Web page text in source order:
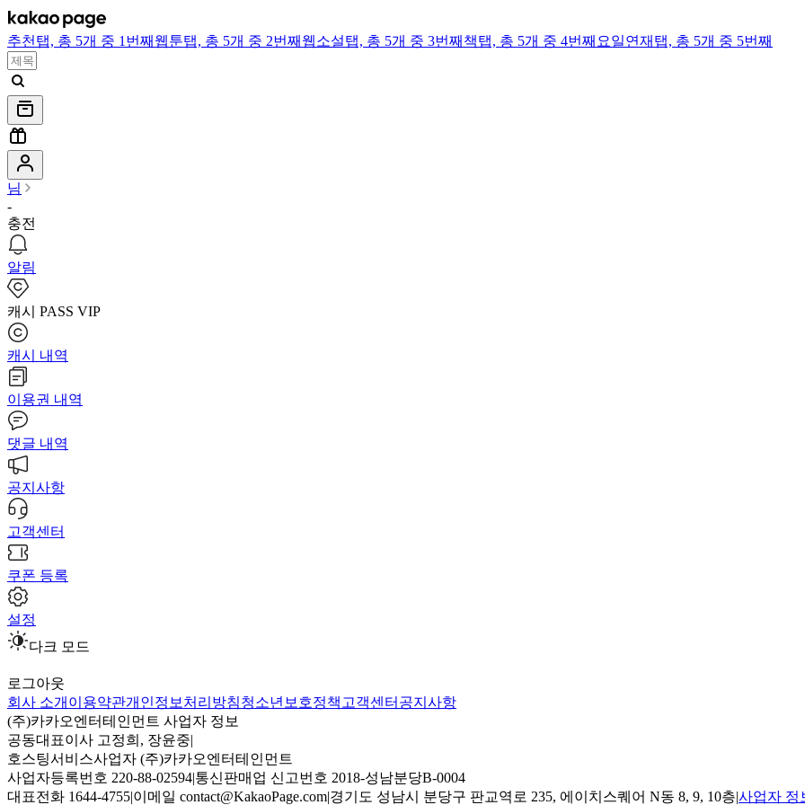
추천 탭, 총 5개 중 1번째 웹툰탭, 총 5개 중 2번째 웹소설탭, 총 5개 중 3번째 책탭, 총 5개 중 4번째 요일연재 탭, 총 5개 중 5번째
님
-
충전
알림
캐시 PASS VIP
캐시 내역
이용권 내역
댓글 내역
공지사항
고객센터
쿠폰 등록
설정
다크 모드
로그아웃
회사 소개 이용약관개인정보처리방침청소년보호정책 고객센터 공지사항
(주)카카오엔터테인먼트 사업자 정보
공동대표이사 고정희, 장윤중|
호스팅서비스사업자 (주)카카오엔터테인먼트
사업자등록번호 220-88-02594|통신판매업 신고번호 2018-성남분당B-0004
대표전화 1644-4755|이메일 contact@KakaoPage.com|경기도 성남시 분당구 판교역로 235, 에이치스퀘어 N동 8, 9, 10층|사업자 정